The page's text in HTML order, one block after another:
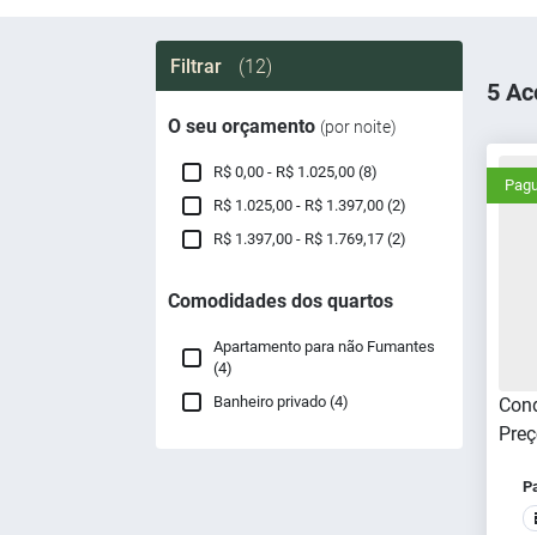
Filtrar (12)
O seu orçamento (por noite)
R$ 0,00 - R$ 1.025,00 (8)
R$ 1.025,00 - R$ 1.397,00 (2)
R$ 1.397,00 - R$ 1.769,17 (2)
Comodidades dos quartos
Apartamento para não Fumantes
(4)
Banheiro privado (4)
5